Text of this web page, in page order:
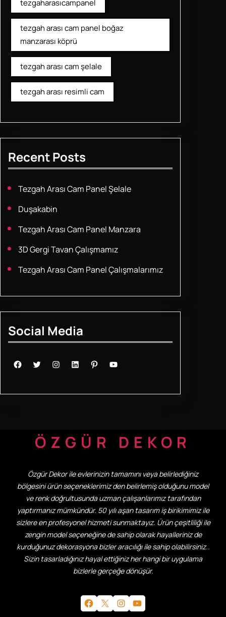
tezgaharasıcampanel
tezgah arası cam panel boğaz
manzarası köprü
tezgah arası cam şelale
tezgah arası resimli cam
Recent Posts
Tezgah Arası Cam Panel Şelale
Duşakabin
Tezgah Arası Cam Panel Manzara
3D Gergi Tavan Çalışmamız
Tezgah Arası Cam Panel Çalışmalarımız
Social Media
Facebook Twitter Instagram LinkedIn Pinterest YouTube
ÖZGÜR DEKOR
Özgür Dekor ile evlerinizin tamamını veya belirlediğiniz
bölgesini ürün seçeneklerimiz den belirlemiş olduğunu model
ve renk doğrultusunda uzman çalışanlarımız tarafından
yaptırmanız mümkündür. 50 yılı aşan tasarım iş birikimimiz ile
sizlere en profesyonel hizmeti sunmaktayız. Ürün çeşitliliği ile
zengin model seçeneğine de sahip olarak hayalleriniz de
kurduğunuz dekorasyona bizler aracılığı ile sahip olabilirsiniz..
Sizin tasarladığınız hayal ettiğiniz her hangi bir uygulama
bizlerle gerçeğe dönüşür.
Facebook X Instagram YouTube